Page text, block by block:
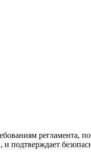
регламента,
подтверждает